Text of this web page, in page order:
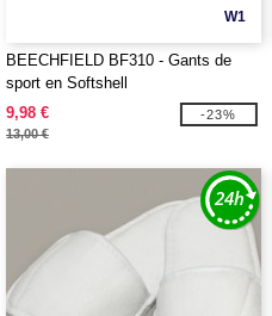
W1
BEECHFIELD BF310 - Gants de
sport en Softshell
9,98 €
13,00 €
-23%